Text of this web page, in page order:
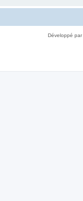
Développé par